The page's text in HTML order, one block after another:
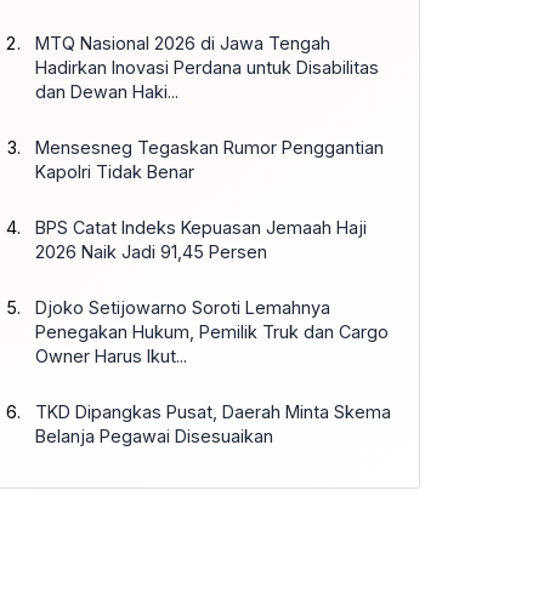
MTQ Nasional 2026 di Jawa Tengah
Hadirkan Inovasi Perdana untuk Disabilitas
dan Dewan Haki...
Mensesneg Tegaskan Rumor Penggantian
Kapolri Tidak Benar
BPS Catat Indeks Kepuasan Jemaah Haji
2026 Naik Jadi 91,45 Persen
Djoko Setijowarno Soroti Lemahnya
Penegakan Hukum, Pemilik Truk dan Cargo
Owner Harus Ikut...
TKD Dipangkas Pusat, Daerah Minta Skema
Belanja Pegawai Disesuaikan